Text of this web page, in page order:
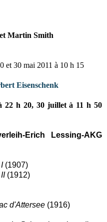
Martin Smith
et 30 mai 2011 à 10 h 15
Eisenschenk
22 h 20, 30 juillet à 11 h 50
Erich Lessing-AKG
(1907)
(1912)
d'Attersee (1916)